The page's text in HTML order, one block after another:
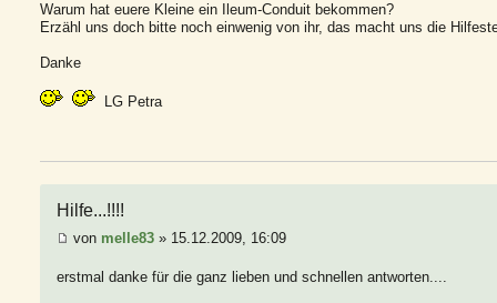
Warum hat euere Kleine ein Ileum-Conduit bekommen?
Erzähl uns doch bitte noch einwenig von ihr, das macht uns die
Danke
LG Petra
Hilfe...!!!!
von melle83 » 15.12.2009, 16:09
erstmal danke für die ganz lieben und schnellen antworten....